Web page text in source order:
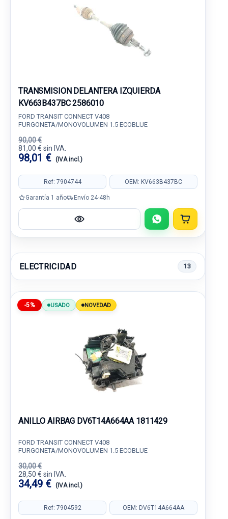
TRANSMISION DELANTERA IZQUIERDA
KV663B437BC 2586010
FORD TRANSIT CONNECT V408
FURGONETA/MONOVOLUMEN 1.5 ECOBLUE
90,00 €
81,00 € sin IVA.
98,01 € (IVA incl.)
Ref: 7904744 OEM: KV663B437BC
Garantía 1 año Envío 24-48h
ELECTRICIDAD 13
-5% USADO NOVEDAD
ANILLO AIRBAG DV6T14A664AA 1811429
FORD TRANSIT CONNECT V408
FURGONETA/MONOVOLUMEN 1.5 ECOBLUE
30,00 €
28,50 € sin IVA.
34,49 € (IVA incl.)
Ref: 7904592 OEM: DV6T14A664AA